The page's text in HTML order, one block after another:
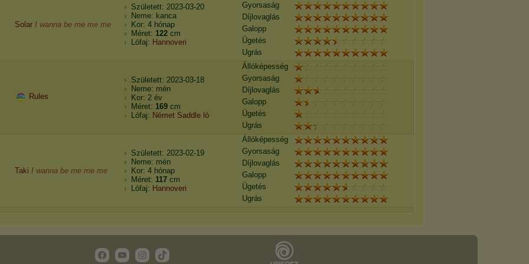
Solar I wanna be me me me
Született: 2023-03-20
Neme: kanca
Kor: 4 hónap
Méret: 122 cm
Lófaj: Hannoveri
Gyorsaság
Díjlovaglás
Galopp
Ügetés
Ugrás
Rules
Született: 2023-03-18
Neme: mén
Kor: 2 év
Méret: 169 cm
Lófaj: Német Saddle ló
Állóképesség
Gyorsaság
Díjlovaglás
Galopp
Ügetés
Ugrás
Taki I wanna be me me me
Született: 2023-02-19
Neme: mén
Kor: 4 hónap
Méret: 117 cm
Lófaj: Hannoveri
Állóképesség
Gyorsaság
Díjlovaglás
Galopp
Ügetés
Ugrás